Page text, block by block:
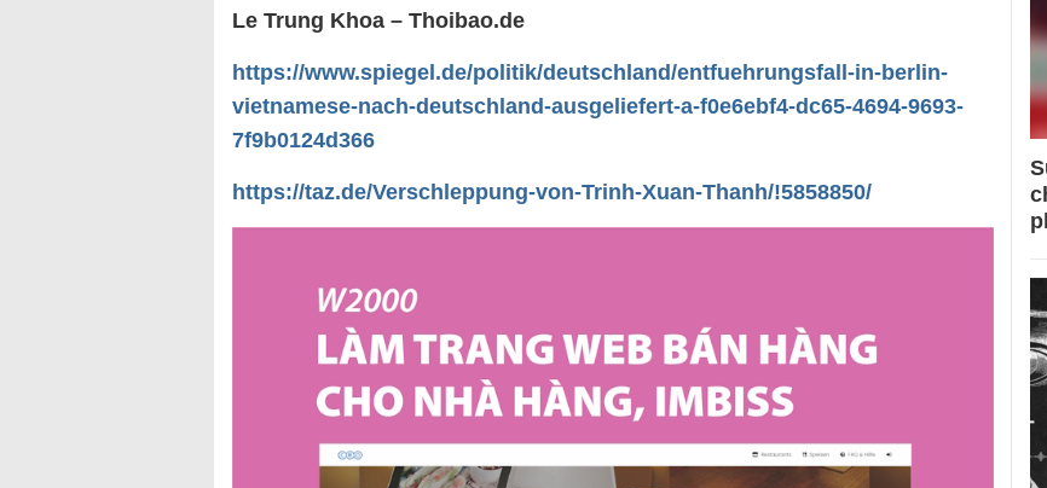
Le Trung Khoa – Thoibao.de
https://www.spiegel.de/politik/deutschland/entfuehrungsfall-in-berlin-
vietnamese-nach-deutschland-ausgeliefert-a-f0e6ebf4-dc65-4694-9693-
7f9b0124d366
https://taz.de/Verschleppung-von-Trinh-Xuan-Thanh/!5858850/